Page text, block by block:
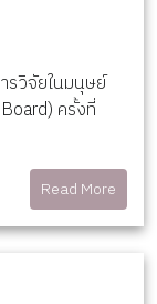
รวิจัยในมนุษย์
ครั้งที่
Read More